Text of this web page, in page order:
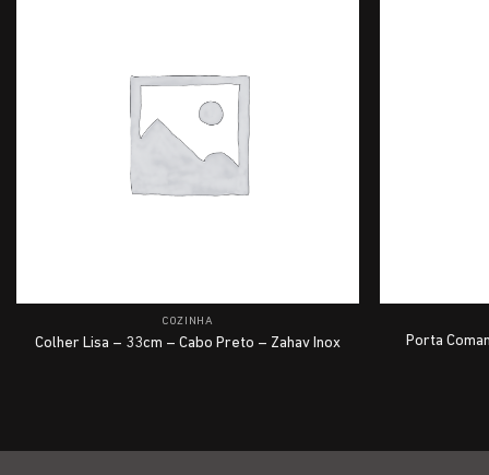
COZINHA
Colher Lisa – 33cm – Cabo Preto – Zahav Inox Porta